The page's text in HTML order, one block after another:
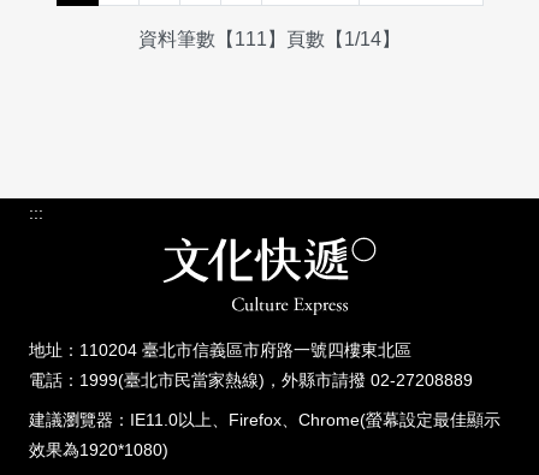
資料筆數【111】頁數【1/14】
:::
地址：110204 臺北市信義區市府路一號四樓東北區
電話：1999(臺北市民當家熱線)，外縣市請撥 02-27208889
建議瀏覽器：IE11.0以上、Firefox、Chrome(螢幕設定最佳顯示
效果為1920*1080)